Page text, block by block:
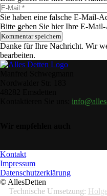
Sie haben eine falsche E-Mail-
Bitte geben Sie hier Ihre E-Mail-
Danke für Ihre Nachricht. Wir
bearbeiten.
Kontakt
Impressum
Datenschutzerklärung
© AllesDetten
Technische Umsetzung: